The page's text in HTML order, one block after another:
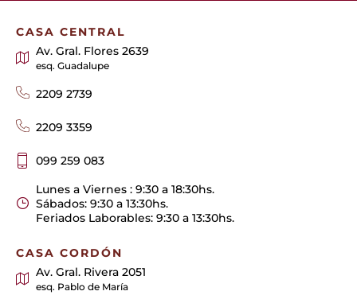
CASA CENTRAL
Av. Gral. Flores 2639
esq. Guadalupe
2209 2739
2209 3359
099 259 083
Lunes a Viernes : 9:30 a 18:30hs.
Sábados: 9:30 a 13:30hs.
Feriados Laborables: 9:30 a 13:30hs.
CASA CORDÓN
Av. Gral. Rivera 2051
esq. Pablo de María